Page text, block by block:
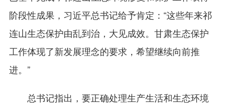
阶段性成果，习近平总书记给予肯定：“这些年来祁
连山生态保护由乱到治，大见成效。甘肃生态保护
工作体现了新发展理念的要求，希望继续向前推
进。”
总书记指出，要正确处理生产生活和生态环境